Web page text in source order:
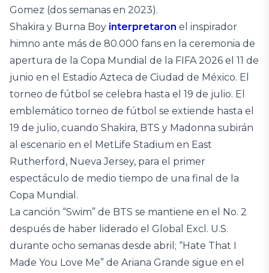
Gomez (dos semanas en 2023).
Shakira y Burna Boy interpretaron el inspirador
himno ante más de 80.000 fans en la ceremonia de
apertura de la Copa Mundial de la FIFA 2026 el 11 de
junio en el Estadio Azteca de Ciudad de México. El
torneo de fútbol se celebra hasta el 19 de julio. El
emblemático torneo de fútbol se extiende hasta el
19 de julio, cuando Shakira, BTS y Madonna subirán
al escenario en el MetLife Stadium en East
Rutherford, Nueva Jersey, para el primer
espectáculo de medio tiempo de una final de la
Copa Mundial.
La canción “Swim” de BTS se mantiene en el No. 2
después de haber liderado el Global Excl. U.S.
durante ocho semanas desde abril; “Hate That I
Made You Love Me” de Ariana Grande sigue en el